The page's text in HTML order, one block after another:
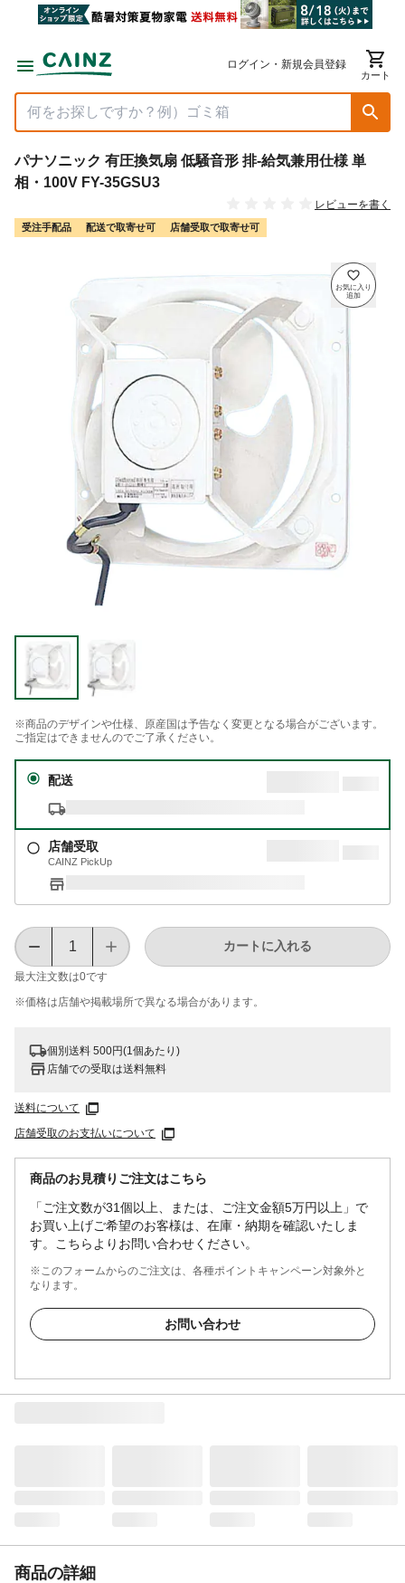
ログイン・新規会員登録
カート
パナソニック 有圧換気扇 低騒音形 排-給気兼用仕様 単
相・100V FY-35GSU3
レビューを書く
受注手配品 配送で取寄せ可 店舗受取で取寄せ可
※商品のデザインや仕様、原産国は予告なく変更となる場合がございます。
ご指定はできませんのでご了承ください。
配送
店舗受取
CAINZ PickUp
最大注文数は0です
カートに入れる
※価格は​店舗や​掲載場所で​異なる​場合が​あります。
個別送料 500円(1個あたり)
店舗での受取は送料無料
送料について
店舗受取のお支払いについて
商品のお見積りご注文はこちら
「ご注文数が31個以上、または、ご注文金額5万円以上」で
お買い上げご希望のお客様は、在庫・納期を確認いたしま
す。こちらよりお問い合わせください。
※このフォームからのご注文は、各種ポイントキャンペーン対象外と
なります。
お問い合わせ
商品の詳細